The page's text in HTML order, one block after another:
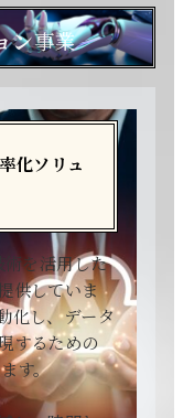
ン事業
化ソリュ
を活用した
供していま
化し、データ
するための
す。